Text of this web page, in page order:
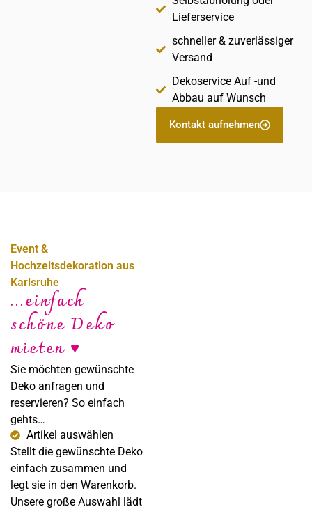
Lieferservice
schneller & zuverlässiger
Versand
Dekoservice Auf -und
Abbau auf Wunsch
Kontakt aufnehmen
Event &
Hochzeitsdekoration aus
Karlsruhe
...einfach
schöne Deko
mieten ♥
Sie möchten gewünschte
Deko anfragen und
reservieren? So einfach
gehts…
Artikel auswählen
Stellt die gewünschte Deko
einfach zusammen und
legt sie in den Warenkorb.
Unsere große Auswahl lädt